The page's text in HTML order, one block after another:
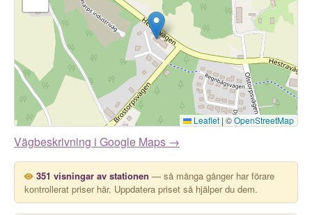
Leaflet | ©OpenStreetMap
Vägbeskrivning i Google Maps →
351 visningar av stationen — så många gånger har förare
kontrollerat priser här. Uppdatera priset så hjälper du dem.